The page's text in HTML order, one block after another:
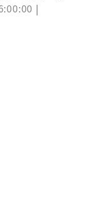
|